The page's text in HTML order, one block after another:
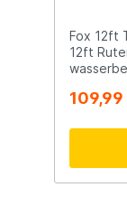
Fox 12ft
12ft
von 12ft mit Rollen
individuellen
Heavy-